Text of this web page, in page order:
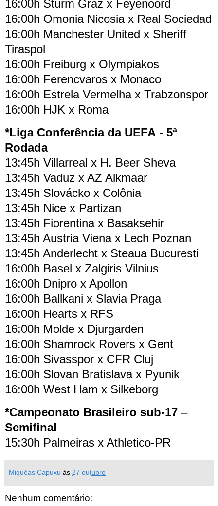
16:00h Sturm Graz x Feyenoord
16:00h Omonia Nicosia x Real Sociedad
16:00h Manchester United x Sheriff
Tiraspol
16:00h Freiburg x Olympiakos
16:00h Ferencvaros x Monaco
16:00h Estrela Vermelha x Trabzonspor
16:00h HJK x Roma
*Liga Conferência da UEFA - 5ª
Rodada
13:45h Villarreal x H. Beer Sheva
13:45h Vaduz x AZ Alkmaar
13:45h Slovácko x Colônia
13:45h Nice x Partizan
13:45h Fiorentina x Basaksehir
13:45h Austria Viena x Lech Poznan
13:45h Anderlecht x Steaua Bucuresti
16:00h Basel x Zalgiris Vilnius
16:00h Dnipro x Apollon
16:00h Ballkani x Slavia Praga
16:00h Hearts x RFS
16:00h Molde x Djurgarden
16:00h Shamrock Rovers x Gent
16:00h Sivasspor x CFR Cluj
16:00h Slovan Bratislava x Pyunik
16:00h West Ham x Silkeborg
*Campeonato Brasileiro sub-17 –
Semifinal
15:30h Palmeiras x Athletico-PR
Miquéas Capuxu às 27 outubro
Nenhum comentário: